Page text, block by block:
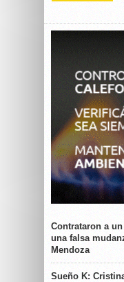
Contrataron a
una falsa
Mendoza
Sueño K: